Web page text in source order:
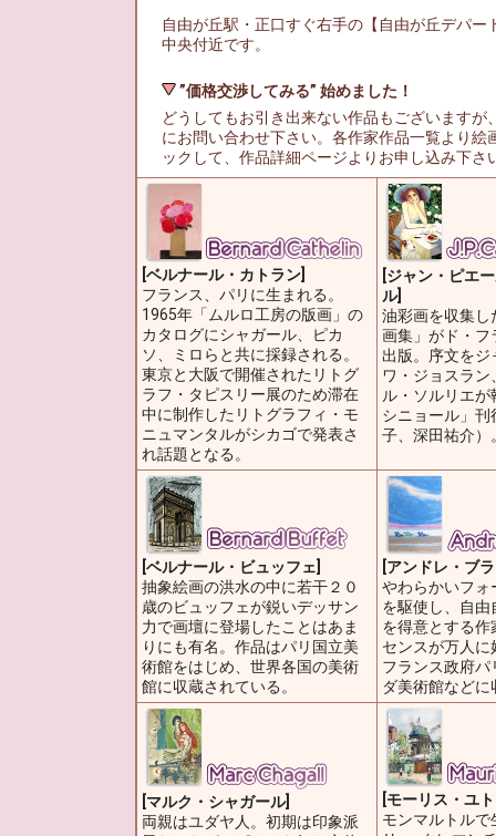
自由が丘駅・正口すぐ右手の【自由が丘デパー
中央付近です。
”価格交渉してみる” 始めました！
どうしてもお引き出来ない作品もございますが
にお問い合わせ下さい。各作家作品一覧より絵
ックして、作品詳細ページよりお申し込み下さ
[ベルナール・カトラン]
フランス、パリに生まれる。
1965年「ムルロ工房の版画」の
カタログにシャガール、ピカ
ソ、ミロらと共に採録される。
東京と大阪で開催されたリトグ
ラフ・タピスリー展のため滞在
中に制作したリトグラフィ・モ
ニュマンタルがシカゴで発表さ
れ話題となる。
[ジャン・ピエ
ル]
油彩画を収集し
画集」がド・フ
出版。序文を
ワ・ジョスラ
ル・ソルリエ
シニョール」
子、深田祐介）
[ベルナール・ビュッフェ]
抽象絵画の洪水の中に若干２０
歳のビュッフェが鋭いデッサン
力で画壇に登場したことはあま
りにも有名。作品はパリ国立美
術館をはじめ、世界各国の美術
館に収蔵されている。
[アンドレ・ブ
やわらかいフォ
を駆使し、自
を得意とする
センスが万人
フランス政府
ダ美術館など
[マルク・シャガール]
両親はユダヤ人。初期は印象派
[モーリス・ユ
モンマルトル